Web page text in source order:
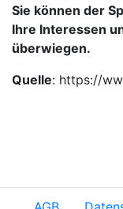
Sie können der
Ihre Interessen
überwiegen.
Quelle: https://